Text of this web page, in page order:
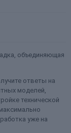
объединяющая
ответы на
моделей,
технической
уже на